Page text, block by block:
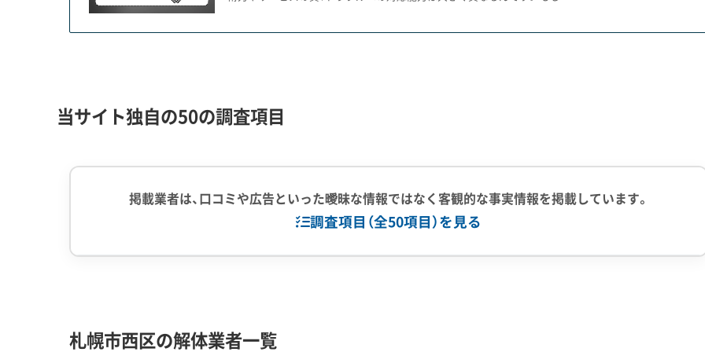
まず、琴似地区の歴史的な背景が挙げられます。このエリアは明治7年に入植が始まった屯田兵村が元になってお
り、当時の土地の区割りが今も解体工事に影響を与えています。
掘るような作業では、文化財保護法にもとづく調査が必要になる可能性もあるため、事前の確認が欠かせません。
もう一つは、西区の山間部（五天山・福井・平和地区）における、冬ならではの問題です。区内にある主要な雪捨て場
「五天山雪堆積場」は、6トン以上の大型ダンプの乗り入れを禁止しています。このため、排雪には効率の悪い4トン
車以下の小型車両しか使えません。運搬回数が倍増し、人件費や燃料費が跳ね上がってしまいます。
当サイト独自の50の調査項目
掲載業者は、口コミや広告といった曖昧な情報ではなく客観的な事実情報を掲載しています。
調査項目（全50項目）を見る
札幌市西区の解体業者一覧